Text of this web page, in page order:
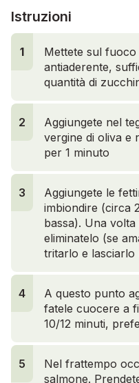
Istruzioni
1
Mettete sul fuoco
antiaderente,
quantità di
2
Aggiungete nel
vergine di oliva e
per 1 minuto
3
Aggiungete le
imbiondire (circa
bassa). Una
eliminatelo (se
tritarlo e lasciarlo
4
A questo punto
fatele cuocere a
10/12 minuti,
Nel frattempo
salmone.
5